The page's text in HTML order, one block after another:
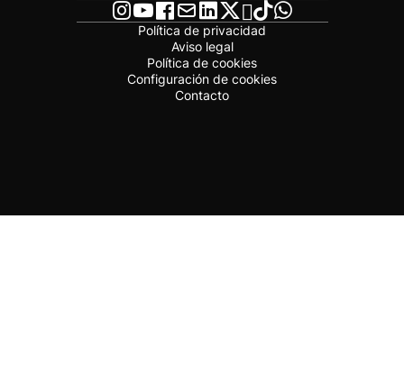
Política de privacidad
Aviso legal
Política de cookies
Configuración de cookies
Contacto